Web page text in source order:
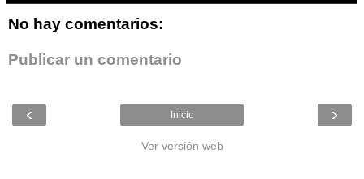
No hay comentarios:
Publicar un comentario
‹ ›
Inicio
Ver versión web